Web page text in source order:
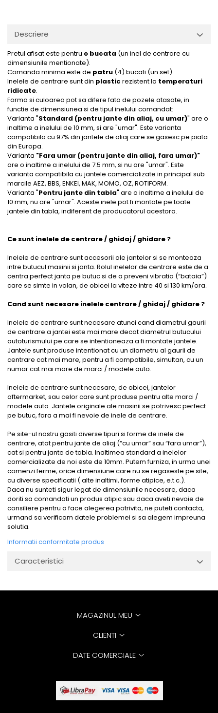
Descriere
Pretul afisat este pentru o bucata (un inel de centrare cu
dimensiunile mentionate).
Comanda minima este de patru (4) bucati (un set).
Inelele de centrare sunt din plastic rezistent la temperaturi
ridicate.
Forma si culoarea pot sa difere fata de pozele atasate, in
functie de dimensiunea si de tipul inelului comandat:
Varianta "Standard (pentru jante din aliaj, cu umar)" are o
inaltime a inelului de 10 mm, si are "umar". Este varianta
compatibila cu 97% din jantele de aliaj care se gasesc pe piata
din Europa.
Varianta "Fara umar (pentru jante din aliaj, fara umar)"
are o inaltime a inelului de 7.5 mm, si nu are "umar". Este
varianta compatibila cu jantele comercializate in principal sub
marcile AEZ, BBS, ENKEI, MAK, MOMO, OZ, ROTIFORM.
Varianta "Pentru jante din tabla" are o inaltime a inelului de
10 mm, nu are "umar". Aceste inele pot fi montate pe toate
jantele din tabla, indiferent de producatorul acestora.
Ce sunt inelele de centrare / ghidaj / ghidare ?
Inelele de centrare sunt accesorii ale jantelor si se monteaza
intre butucul masinii si janta. Rolul inelelor de centrare este de a
centra perfect janta pe butuc si de a preveni vibratia (“bataia”)
care se simte in volan, de obicei la viteze intre 40 si 130 km/ora.
Cand sunt necesare inelele centrare / ghidaj / ghidare ?
Inelele de centrare sunt necesare atunci cand diametrul gaurii
de centrare a jantei este mai mare decat diametrul butucului
autoturismului pe care se intentioneaza a fi montate jantele.
Jantele sunt produse intentionat cu un diametru al gaurii de
centrare cat mai mare, pentru a fi compatibile, simultan, cu un
numar cat mai mare de marci / modele auto.
Inelele de centrare sunt necesare, de obicei, jantelor
aftermarket, sau celor care sunt produse pentru alte marci /
modele auto. Jantele originale ale masinii se potrivesc perfect
pe butuc, fara a mai fi nevoie de inele de centrare.
Pe site-ul nostru gasiti diverse tipuri si forme de inele de
centrare, atat pentru jante de aliaj (“cu umar” sau “fara umar”),
cat si pentru jante de tabla. Inaltimea standard a inelelor
comercializate de noi este de 10mm. Putem furniza, in urma unei
comenzi ferme, orice dimensiune care nu se regaseste pe site,
cu diverse specificatii ( alte inaltimi, forme atipice, e.t.c.).
Daca nu sunteti sigur legat de dimensiunile necesare, daca
doriti sa comandati un produs atipic sau daca aveti nevoie de
consiliere pentru a face alegerea potrivita, ne puteti contacta,
urmand sa verificam datele problemei si sa alegem impreuna
solutia.
Informatii conformitate produs
Caracteristici
MAGAZINUL MEU
CLIENTI
DATE COMERCIALE